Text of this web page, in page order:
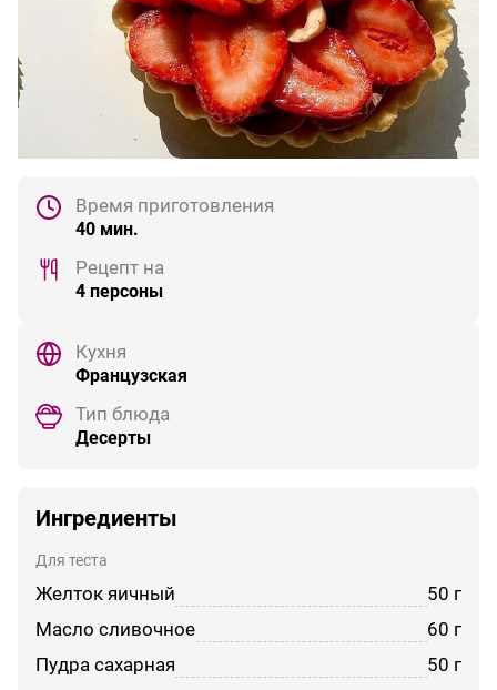
Время приготовления
40 мин.
Рецепт на
4 персоны
Кухня
Французская
Тип блюда
Десерты
Ингредиенты
Для теста
желток яичный
50 г
масло сливочное
60 г
пудра сахарная
50 г